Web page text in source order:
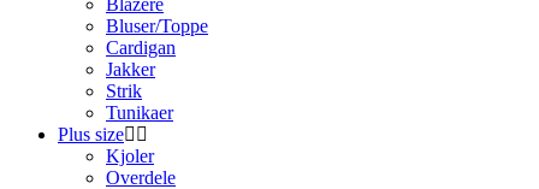
Blazere
Bluser/Toppe
Cardigan
Jakker
Strik
Tunikaer
Plus size
Kjoler
Overdele